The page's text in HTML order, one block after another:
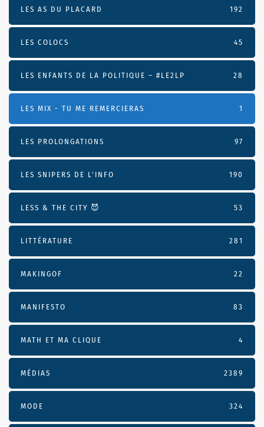
LES AS DU PLACARD 192
LES COLOCS 45
LES ENFANTS DE LA POLITIQUE – #LE2LP 28
LES MIX - TU ME REMERCIERAS 1
LES PROLONGATIONS 97
LES SNIPERS DE L’INFO 190
LESS & THE CITY 😈 53
LITTÉRATURE 281
MAKINGOF 22
MANIFESTO 83
MATH ET MA CLIQUE 4
MÉDIAS 2389
MODE 324